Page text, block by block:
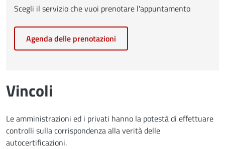
Scegli il servizio che vuoi prenotare l'appuntamento
Agenda delle prenotazioni
Vincoli
Le amministrazioni ed i privati hanno la potestà di effettuare
controlli sulla corrispondenza alla verità delle
autocertificazioni.